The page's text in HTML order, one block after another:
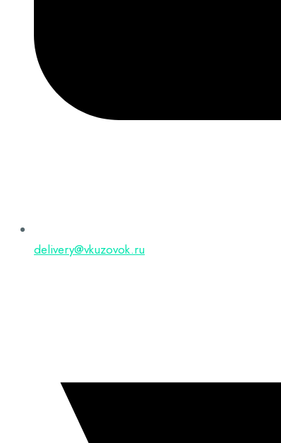
delivery@vkuzovok.ru